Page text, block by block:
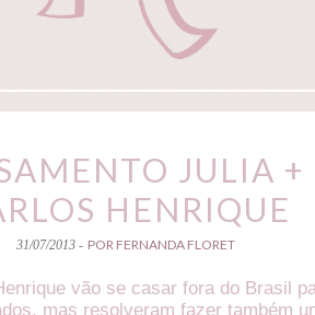
JULIA +
HENRIQUE
31/07/2013 - POR FERNANDA FLORET
vão se casar fora do Brasil
mas resolveram fazer também